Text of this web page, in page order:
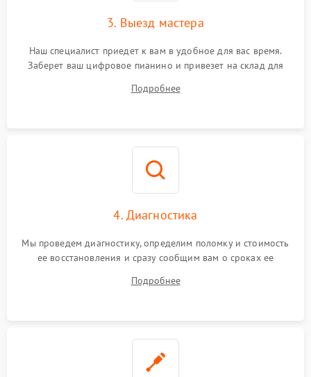
3. Выезд мастера
Наш специалист приедет к вам в удобное для вас время.
Заберет ваш цифровое пианино и привезет на склад для
Подробнее
4. Диагностика
Мы проведем диагностику, определим поломку и стоимость
ее восстановления и сразу сообщим вам о сроках ее
Подробнее